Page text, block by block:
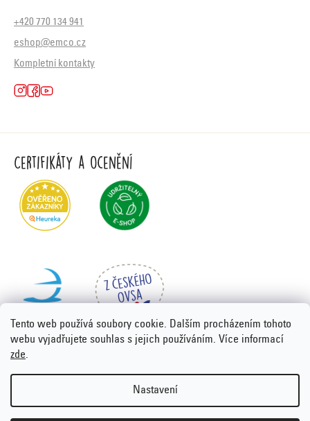
Tento web používá soubory cookie. Dalším procházením tohoto
webu vyjadřujete souhlas s jejich používáním. Více informací
zde.
Nastavení
+420 770 134 941
eshop@emco.cz
Kompletní kontakty
Certifikáty a ocenění
Vytvořil Shoptet Premium
nastavení cookies